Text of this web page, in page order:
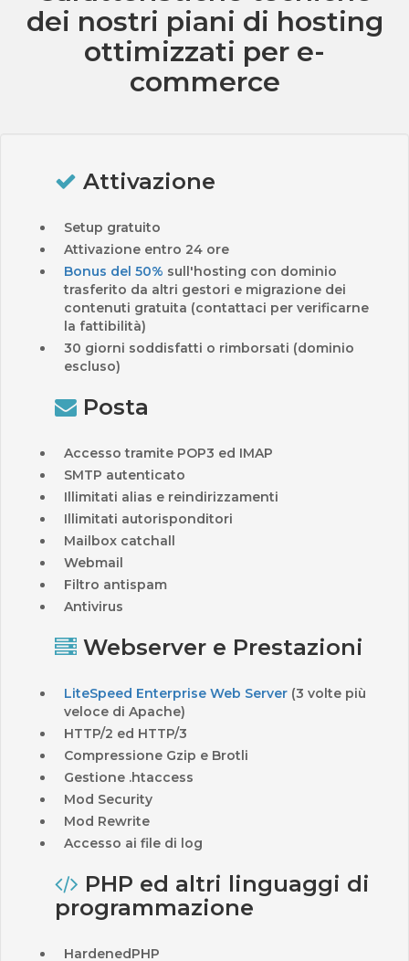
dei nostri piani di hosting
ottimizzati per e-
commerce
Attivazione
Setup gratuito
Attivazione entro 24 ore
Bonus del 50% sull'hosting con dominio
trasferito da altri gestori e migrazione dei
contenuti gratuita (contattaci per verificarne
la fattibilità)
30 giorni soddisfatti o rimborsati (dominio
escluso)
Posta
Accesso tramite POP3 ed IMAP
SMTP autenticato
Illimitati alias e reindirizzamenti
Illimitati autorisponditori
Mailbox catchall
Webmail
Filtro antispam
Antivirus
Webserver e Prestazioni
LiteSpeed Enterprise Web Server (3 volte più
veloce di Apache)
HTTP/2 ed HTTP/3
Compressione Gzip e Brotli
Gestione .htaccess
Mod Security
Mod Rewrite
Accesso ai file di log
PHP ed altri linguaggi di
programmazione
HardenedPHP